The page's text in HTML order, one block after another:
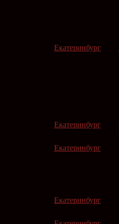
Екатеринбург
Екатеринбург
Екатеринбург
Екатеринбург